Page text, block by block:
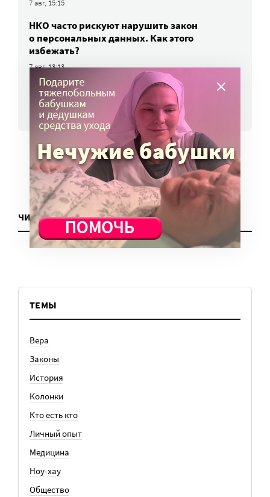
7 авг, 15:15
НКО часто рискуют нарушить закон
о персональных данных. Как этого
избежать?
7 авг, 13:13
ВСЕ НОВОСТИ
ЧИТАТЬ ЕЩЕ
ТЕМЫ
Вера
Законы
История
Колонки
Кто есть кто
Личный опыт
Медицина
Ноу-хау
Общество